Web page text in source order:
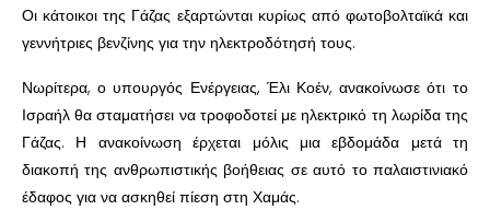
Οι κάτοικοι της Γάζας εξαρτώνται κυρίως από φωτοβολταϊκά και
γεννήτριες βενζίνης για την ηλεκτροδότησή τους.
Νωρίτερα, ο υπουργός Ενέργειας, Έλι Κοέν, ανακοίνωσε ότι το
Ισραήλ θα σταματήσει να τροφοδοτεί με ηλεκτρικό τη λωρίδα της
Γάζας. Η ανακοίνωση έρχεται μόλις μια εβδομάδα μετά τη
διακοπή της ανθρωπιστικής βοήθειας σε αυτό το παλαιστινιακό
έδαφος για να ασκηθεί πίεση στη Χαμάς.